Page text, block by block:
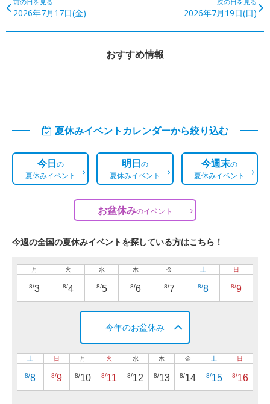
2026年7月17日(金) 2026年7月19日(日)
おすすめ情報
夏休みイベントカレンダーから絞り込む
今日の
夏休みイベント
明日の
夏休みイベント
今週末の
夏休みイベント
お盆休みのイベント
今週の全国の夏休みイベントを探している方はこちら！
月
8/3
火
8/4
水
8/5
木
8/6
金
8/7
土
8/8
日
8/9
今年のお盆休み
土
8/8
日
8/9
月
8/10
火
8/11
水
8/12
木
8/13
金
8/14
土
8/15
日
8/16